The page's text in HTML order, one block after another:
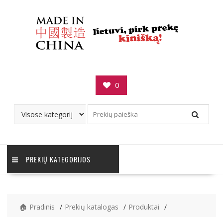
0
PREKIŲ KATEGORIJOS
🏠 Pradinis Prekių katalogas
Produktai